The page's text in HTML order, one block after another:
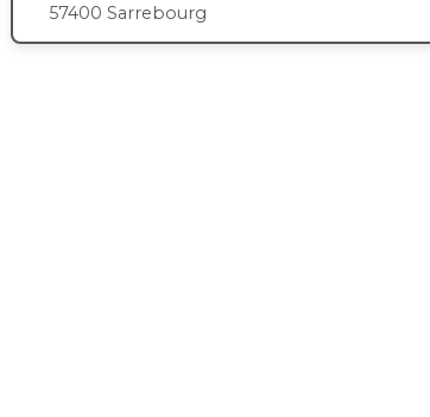
57400 Sarrebourg